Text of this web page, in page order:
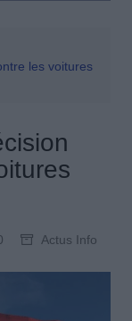
les voitures
Actus Info